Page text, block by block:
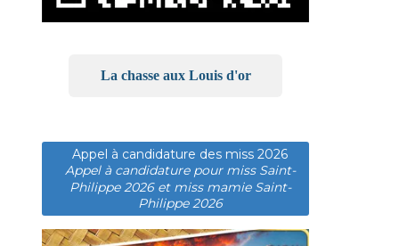
La chasse aux Louis d'or
Appel à candidature des miss 2026
Appel à candidature pour miss Saint-
Philippe 2026 et miss mamie Saint-
Philippe 2026